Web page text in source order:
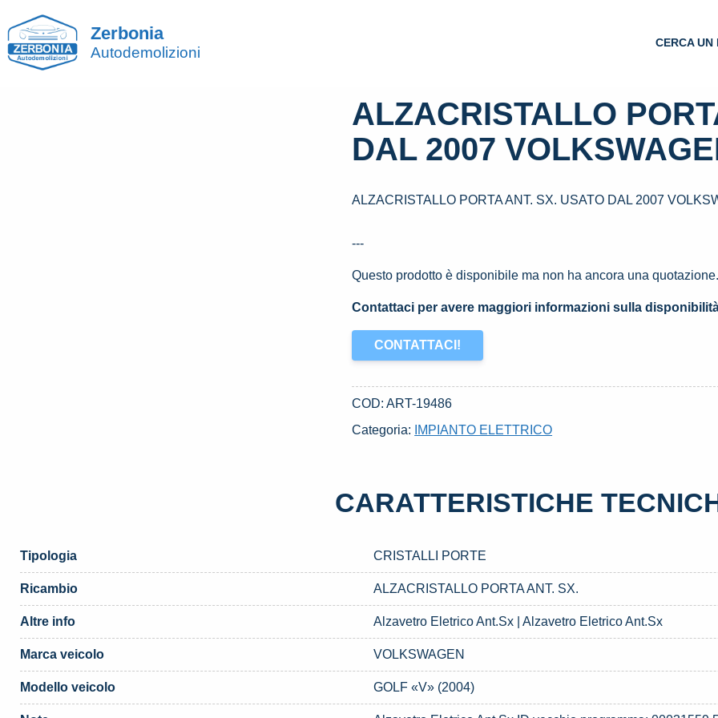
Zerbonia
Autodemolizioni
CERCA UN
ALZACRISTALLO
DAL 2007
ALZACRISTALLO PORTA ANT. SX. USATO DAL 2007
---
Questo prodotto è disponibile ma non ha ancora una
Contattaci per avere maggiori informazioni sulla
CONTATTACI!
COD:ART-19486
Categoria:
IMPIANTO ELETTRICO
CARATTERISTICHE
Tipologia CRISTALLI PORTE
Ricambio ALZACRISTALLO PORTA ANT. SX.
Altre info Alzavetro Eletrico Ant.Sx | Alzavetro Eletrico Ant.Sx
Marca veicolo VOLKSWAGEN
Modello veicolo GOLF «V» (2004)